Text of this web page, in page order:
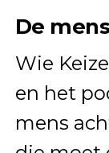
De
Wie
en het
mens